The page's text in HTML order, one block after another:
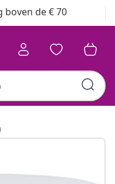
boven de € 70